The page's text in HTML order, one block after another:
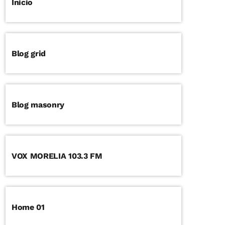
Inicio
Blog grid
Blog masonry
VOX MORELIA 103.3 FM
Home 01